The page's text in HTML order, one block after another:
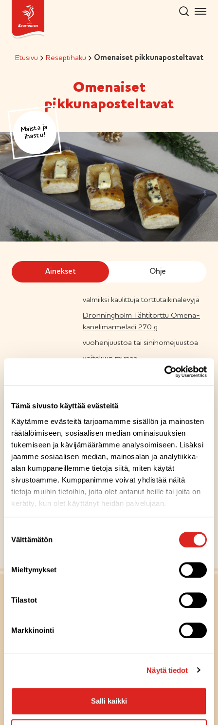
Tämä sivusto käyttää evästeitä
Käytämme evästeitä tarjoamamme sisällön ja mainosten
räätälöimiseen, sosiaalisen median ominaisuuksien
tukemiseen ja kävijämäärämme analysoimiseen. Lisäksi
jaamme sosiaalisen median, mainosalan ja analytiikka-
alan kumppaneillemme tietoja siitä, miten käytät
sivustoamme. Kumppanimme voivat yhdistää näitä
tietoja muihin tietoihin, joita olet antanut heille tai joita on
kerätty, kun olet käyttänyt heidän palvelujaan.
valinta
Välttämätön
Mieltymykset
Tilastot
Markkinointi
Näytä tiedot
Salli kaikki
Hyppää
sisältöön
Etusivu Reseptihaku Omenaiset pikkunaposteltavat
Omenaiset
pikkunaposteltavat
Maista ja
ihastu!
Ainekset Ohje
valmiiksi kaulittuja torttutaikinalevyjä
Dronningholm Tähtitorttu Omena-
kanelimarmeladi 270 g
vuohenjuustoa tai sinihomejuustoa
voiteluun munaa
Dronningholm Tähtitorttu Omena-
kanelimarmeladi 270 g
G L
Laktoositon LO VSopii vegaaniseen ruokavalioon
A
v
k
MUUT RESEPTIVINKIT
täällä
sinua